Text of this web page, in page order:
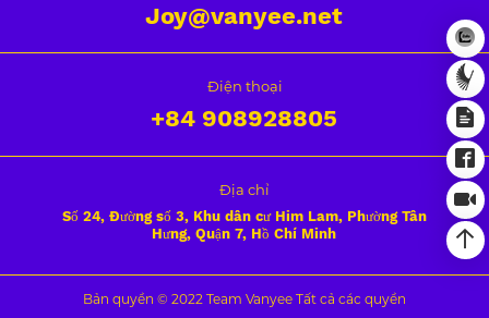
Joy@vanyee.net
Điện thoại
+84 908928805
Địa chỉ
Số 24, Đường số 3, Khu dân cư Him Lam, Phường Tân
Hưng, Quận 7, Hồ Chí Minh
Bản quyền © 2022 Team Vanyee Tất cả các quyền